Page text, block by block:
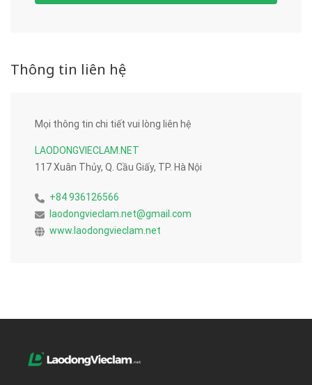
Thông tin liên hệ
Mọi thông tin chi tiết vui lòng liên hệ
LAODONGVIECLAM.NET
117 Xuân Thủy, Q. Cầu Giấy, TP. Hà Nội
+84 936126566
laodongvieclam.net@gmail.com
www.laodongvieclam.net